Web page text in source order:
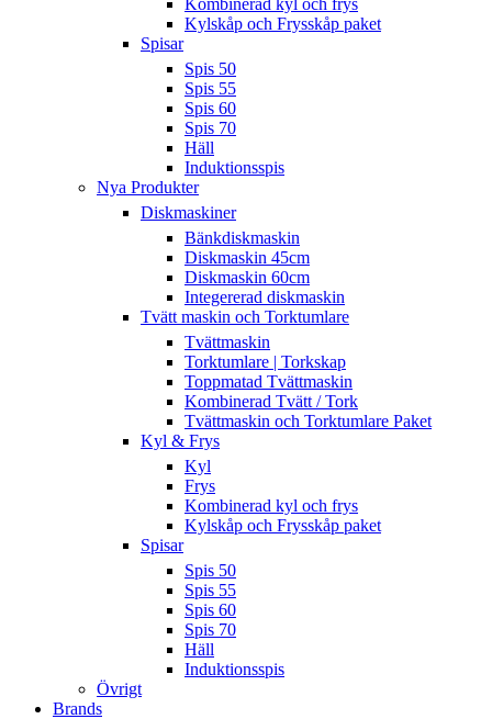
Kombinerad kyl och frys
Kylskåp och Frysskåp paket
Spisar
Spis 50
Spis 55
Spis 60
Spis 70
Häll
Induktionsspis
Nya Produkter
Diskmaskiner
Bänkdiskmaskin
Diskmaskin 45cm
Diskmaskin 60cm
Integererad diskmaskin
Tvätt maskin och Torktumlare
Tvättmaskin
Torktumlare | Torkskap
Toppmatad Tvättmaskin
Kombinerad Tvätt / Tork
Tvättmaskin och Torktumlare Paket
Kyl & Frys
Kyl
Frys
Kombinerad kyl och frys
Kylskåp och Frysskåp paket
Spisar
Spis 50
Spis 55
Spis 60
Spis 70
Häll
Induktionsspis
Övrigt
Brands